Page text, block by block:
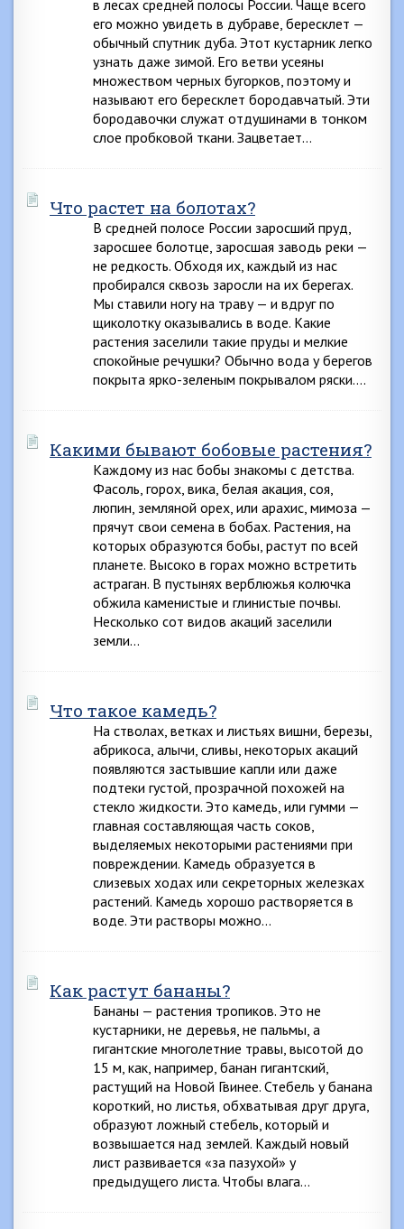
в лесах средней полосы России. Чаще всего
его можно увидеть в дубраве, бересклет —
обычный спутник дуба. Этот кустарник легко
узнать даже зимой. Его ветви усеяны
множеством черных бугорков, поэтому и
называют его бересклет бородавчатый. Эти
бородавочки служат отдушинами в тонком
слое пробковой ткани. Зацветает…
Что растет на болотах?
В средней полосе России заросший пруд,
заросшее болотце, заросшая заводь реки —
не редкость. Обходя их, каждый из нас
пробирался сквозь заросли на их берегах.
Мы ставили ногу на траву — и вдруг по
щиколотку оказывались в воде. Какие
растения заселили такие пруды и мелкие
спокойные речушки? Обычно вода у берегов
покрыта ярко-зеленым покрывалом ряски….
Какими бывают бобовые растения?
Каждому из нас бобы знакомы с детства.
Фасоль, горох, вика, белая акация, соя,
люпин, земляной орех, или арахис, мимоза —
прячут свои семена в бобах. Растения, на
которых образуются бобы, растут по всей
планете. Высоко в горах можно встретить
астраган. В пустынях верблюжья колючка
обжила каменистые и глинистые почвы.
Несколько сот видов акаций заселили
земли…
Что такое камедь?
На стволах, ветках и листьях вишни, березы,
абрикоса, алычи, сливы, некоторых акаций
появляются застывшие капли или даже
подтеки густой, прозрачной похожей на
стекло жидкости. Это камедь, или гумми —
главная составляющая часть соков,
выделяемых некоторыми растениями при
повреждении. Камедь образуется в
слизевых ходах или секреторных железках
растений. Камедь хорошо растворяется в
воде. Эти растворы можно…
Как растут бананы?
Бананы — растения тропиков. Это не
кустарники, не деревья, не пальмы, а
гигантские многолетние травы, высотой до
15 м, как, например, банан гигантский,
растущий на Новой Гвинее. Стебель у банана
короткий, но листья, обхватывая друг друга,
образуют ложный стебель, который и
возвышается над землей. Каждый новый
лист развивается «за пазухой» у
предыдущего листа. Чтобы влага…